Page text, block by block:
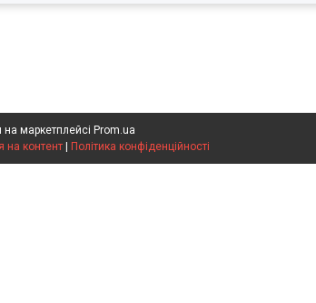
маркетплейсі Prom.ua
на контент Політика конфіденційності